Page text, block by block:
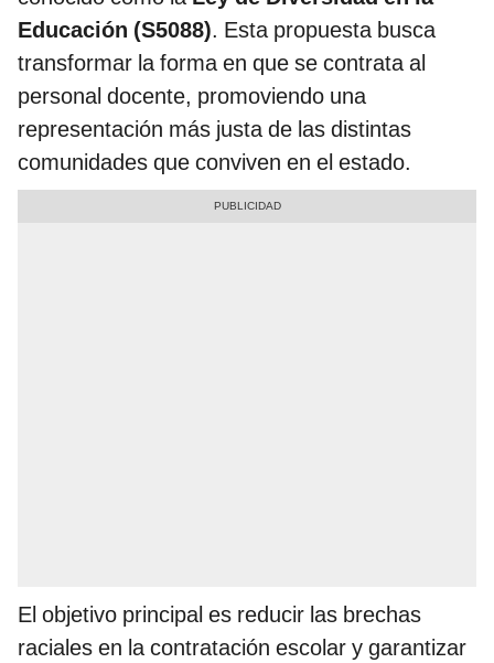
Educación (S5088). Esta propuesta busca
transformar la forma en que se contrata al
personal docente, promoviendo una
representación más justa de las distintas
comunidades que conviven en el estado.
El objetivo principal es reducir las brechas
raciales en la contratación escolar y garantizar